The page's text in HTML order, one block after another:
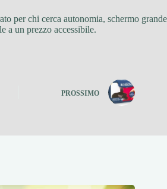
per chi cerca autonomia, schermo grande
a un prezzo accessibile.
PROSSIMO